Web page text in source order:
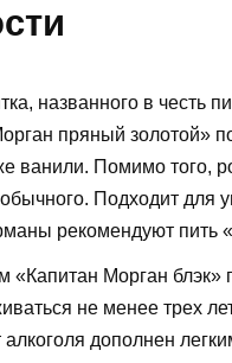
названного в честь
пряный золотой»
ванили. Помимо того,
Подходит для
рекомендуют пить
Морган блэк»
не менее трех
дополнен